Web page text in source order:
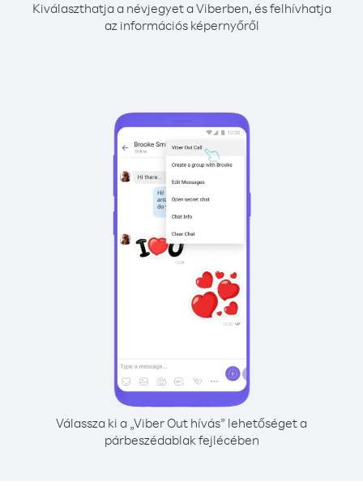
Kiválaszthatja a névjegyet a Viberben, és felhívhatja
az információs képernyőről
Válassza ki a „Viber Out hívás” lehetőséget a
párbeszédablak fejlécében